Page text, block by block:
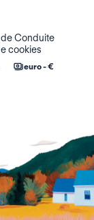
Conduite
cookies
euro - €